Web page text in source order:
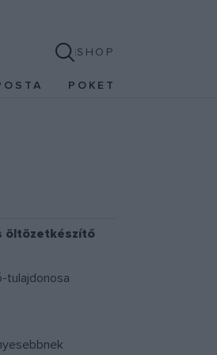
SHOP
POKET
öltözetkészítő
tulajdonosa